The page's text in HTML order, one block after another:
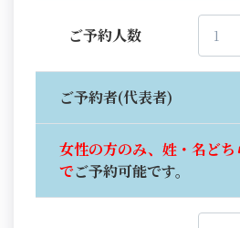
ご予約人数
ご予約者(代表者)
女性の方のみ、姓・名ど
でご予約可能です。